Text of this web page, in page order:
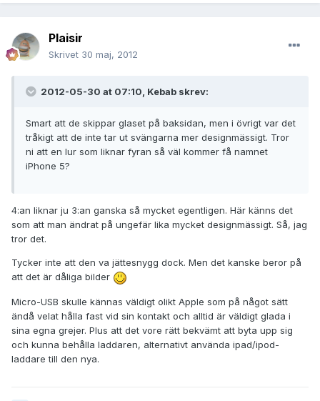
Plaisir
Skrivet 30 maj, 2012
2012-05-30 at 07:10, Kebab skrev:
Smart att de skippar glaset på baksidan, men i övrigt var det
tråkigt att de inte tar ut svängarna mer designmässigt. Tror
ni att en lur som liknar fyran så väl kommer få namnet
iPhone 5?
4:an liknar ju 3:an ganska så mycket egentligen. Här känns det
som att man ändrat på ungefär lika mycket designmässigt. Så, jag
tror det.
Tycker inte att den va jättesnygg dock. Men det kanske beror på
att det är dåliga bilder
Micro-USB skulle kännas väldigt olikt Apple som på något sätt
ändå velat hålla fast vid sin kontakt och alltid är väldigt glada i
sina egna grejer. Plus att det vore rätt bekvämt att byta upp sig
och kunna behålla laddaren, alternativt använda ipad/ipod-
laddare till den nya.